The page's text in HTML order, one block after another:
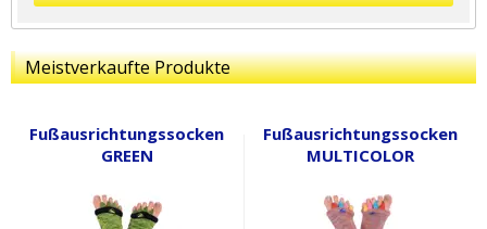
Meistverkaufte Produkte
Fußausrichtungssocken
GREEN
Fußausrichtungssocken
MULTICOLOR